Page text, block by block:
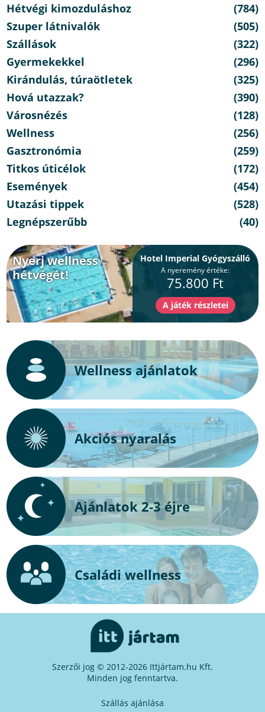
Hétvégi kimozduláshoz
(784)
Szuper látnivalók
(505)
Szállások
(322)
Gyermekekkel
(296)
Kirándulás, túraötletek
(325)
Hová utazzak?
(390)
Városnézés
(128)
Wellness
(256)
Gasztronómia
(259)
Titkos úticélok
(172)
Események
(454)
Utazási tippek
(528)
Legnépszerűbb
(40)
Nyerj wellness
hétvégét!
Hotel Imperial Gyógyszálló
A nyeremény értéke:
75.800 Ft
Wellness ajánlatok
Akciós nyaralás
Ajánlatok 2-3 éjre
Családi wellness
Szerzői jog © 2012-2026 Ittjártam.hu Kft.
Minden jog fenntartva.
Szállás ajánlása